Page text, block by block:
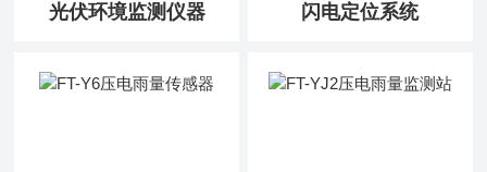
光伏环境监测仪器 闪电定位系统